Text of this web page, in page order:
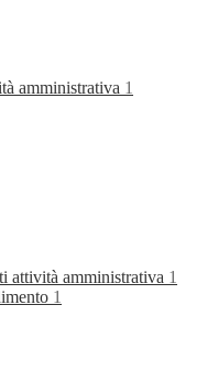
amministrativa 1
attività amministrativa 1
1